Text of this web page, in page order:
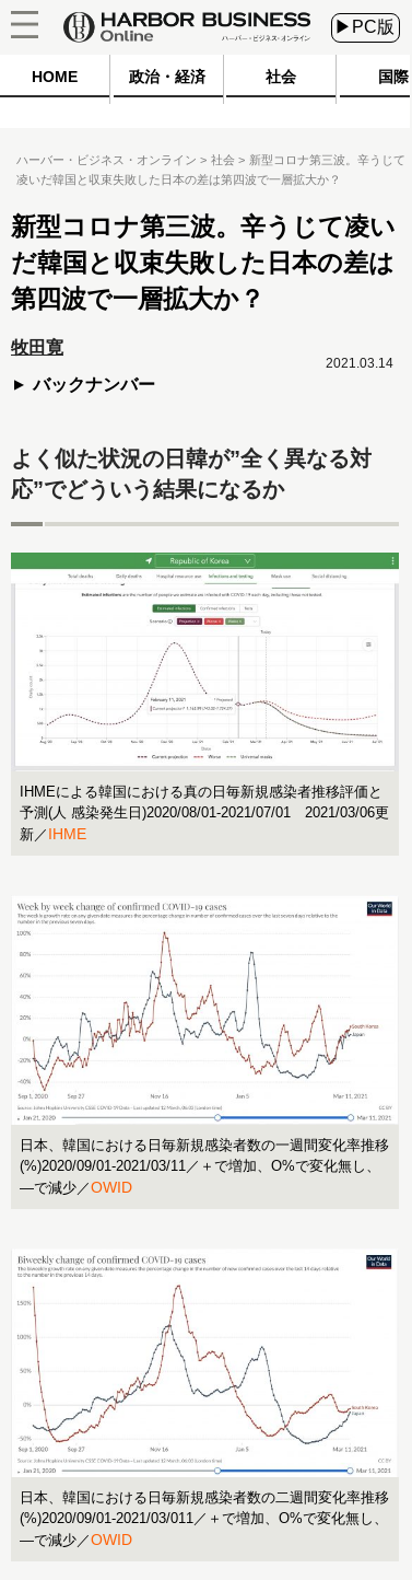
▶PC版
HOME 政治・経済 社会 国際
ハーバー・ビジネス・オンライン 社会
新型コロナ第三波。辛うじて
凌いだ韓国と収束失敗した日本の差は第四波で一層拡大か？
新型コロナ第三波。辛うじて凌い
だ韓国と収束失敗した日本の差は
第四波で一層拡大か？
牧田寛
バックナンバー
2021.03.14
よく似た状況の日韓が”全く異なる対
応”でどういう結果になるか
IHMEによる韓国における真の日毎新規感染者推移評価と
予測(人 感染発生日)2020/08/01-2021/07/01 2021/03/06更
新／ IHME
日本、韓国における日毎新規感染者数の一週間変化率推移
(%)2020/09/01-2021/03/11／＋で増加、O%で変化無し、
―で減少／OWID
日本、韓国における日毎新規感染者数の二週間変化率推移
(%)2020/09/01-2021/03/011／＋で増加、O%で変化無し、
―で減少／OWID